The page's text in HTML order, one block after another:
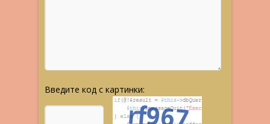
Введите код с картинки: